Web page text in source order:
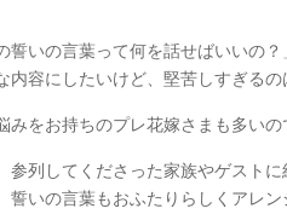
誓いの言葉って何を話せばいいの？
内容にしたいけど、堅苦しすぎるの
みをお持ちのプレ花嫁さまも多いの
参列してくださった家族やゲスト
誓いの言葉もおふたりらしくアレン